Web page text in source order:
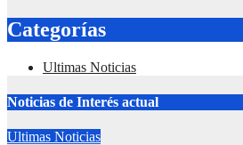
Categorías
Ultimas Noticias
Noticias de Interés actual
Ultimas Noticias